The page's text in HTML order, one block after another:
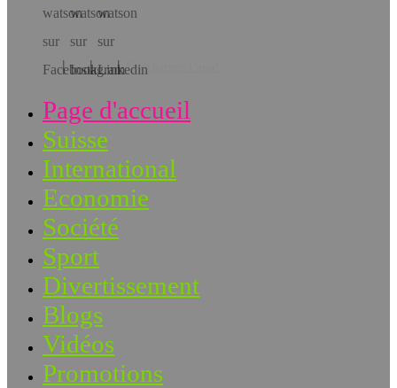
Téléchargez l’app!
Page d'accueil
Suisse
International
Economie
Société
Sport
Divertissement
Blogs
Vidéos
Promotions